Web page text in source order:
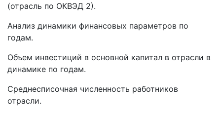
(отрасль по ОКВЭД 2).
Анализ динамики финансовых параметров по
годам.
Объем инвестиций в основной капитал в отрасли в
динамике по годам.
Среднесписочная численность работников
отрасли.